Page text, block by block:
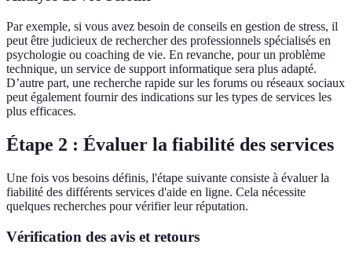
Par exemple, si vous avez besoin de conseils en gestion de stress, il
peut être judicieux de rechercher des professionnels spécialisés en
psychologie ou coaching de vie. En revanche, pour un problème
technique, un service de support informatique sera plus adapté.
D’autre part, une recherche rapide sur les forums ou réseaux sociaux
peut également fournir des indications sur les types de services les
plus efficaces.
Étape 2 : Évaluer la fiabilité des services
Une fois vos besoins définis, l'étape suivante consiste à évaluer la
fiabilité des différents services d'aide en ligne. Cela nécessite
quelques recherches pour vérifier leur réputation.
Vérification des avis et retours